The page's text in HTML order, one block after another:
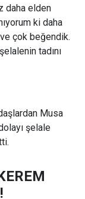
daha elden
ki daha
çok beğendik.
tadını
Musa
şelale